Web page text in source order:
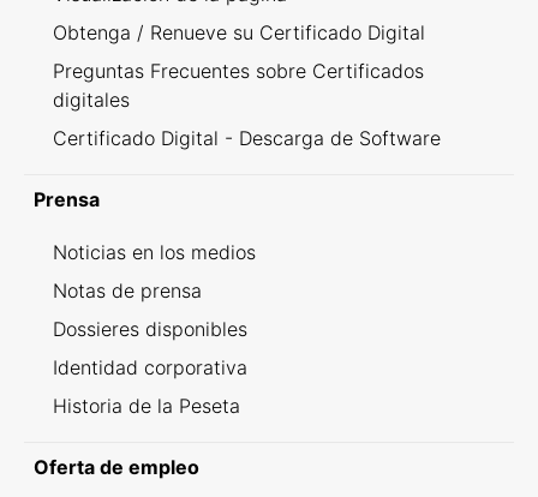
Obtenga / Renueve su Certificado Digital
Preguntas Frecuentes sobre Certificados
digitales
Certificado Digital - Descarga de Software
Prensa
Noticias en los medios
Notas de prensa
Dossieres disponibles
Identidad corporativa
Historia de la Peseta
Oferta de empleo